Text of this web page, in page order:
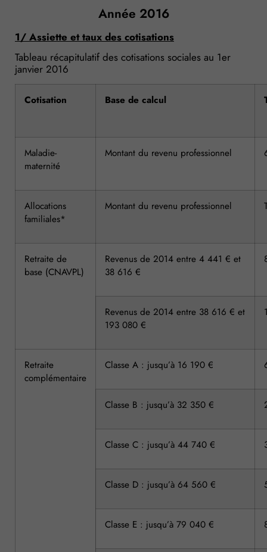
Année 2016
1/ Assiette et taux des cotisations
Tableau récapitulatif des cotisations sociales au 1er
janvier 2016
Cotisation Base de calcul
Maladie-
maternité
Montant du revenu professionnel
Allocations
familiales*
Montant du revenu professionnel
Retraite de
base (CNAVPL)
Revenus de 2014 entre 4 441 € et
38 616 €
Revenus de 2014 entre 38 616 € et
193 080 €
Retraite
complémentaire
Classe A : jusqu’à 16 190 €
Classe B : jusqu’à 32 350 €
Classe C : jusqu’à 44 740 €
Classe D : jusqu’à 64 560 €
Classe E : jusqu’à 79 040 €